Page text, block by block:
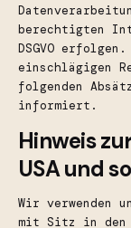
berechtigten
DSGVO
einschlägigen
folgenden
informiert.
Hinweis
USA und
Wir verwenden
mit Sitz in den